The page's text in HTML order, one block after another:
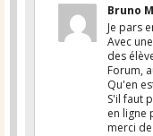
Bruno
Je pars
Avec
des
Forum,
Qu'en
S'il faut
en ligne
merci